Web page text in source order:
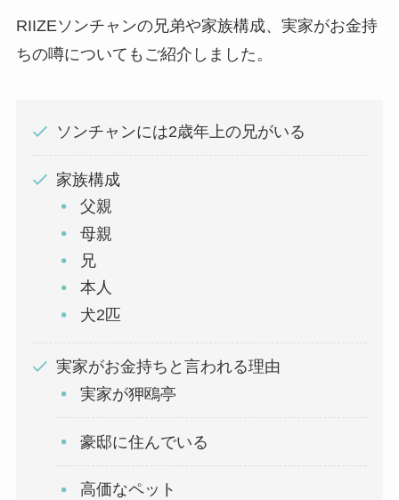
RIIZEソンチャンの兄弟や家族構成、実家がお金持
ちの噂についてもご紹介しました。
ソンチャンには2歳年上の兄がいる
家族構成
父親
母親
兄
本人
犬2匹
実家がお金持ちと言われる理由
実家が狎鴎亭
豪邸に住んでいる
高価なペット